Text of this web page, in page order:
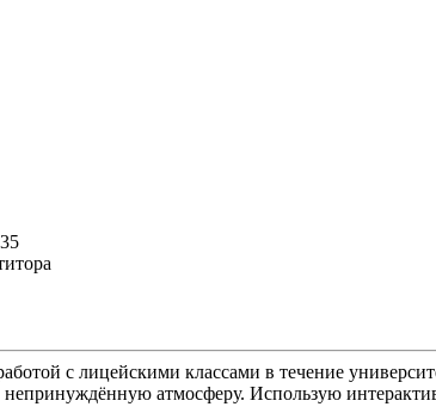
с лицейскими классами в течение
непринуждённую атмосферу. Использую